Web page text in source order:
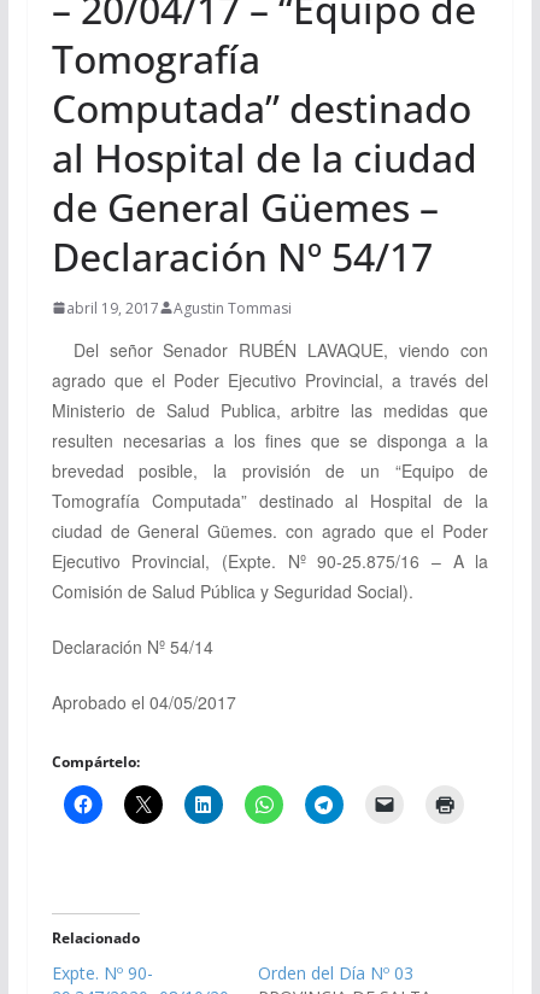
Tomografía
Computada” destinado
al Hospital de la ciudad
de General Güemes –
Declaración Nº 54/17
abril 19, 2017 Agustin Tommasi
Del señor Senador RUBÉN LAVAQUE, viendo con
agrado que el Poder Ejecutivo Provincial, a través del
Ministerio de Salud Publica, arbitre las medidas que
resulten necesarias a los fines que se disponga a la
brevedad posible, la provisión de un “Equipo de
Tomografía Computada” destinado al Hospital de la
ciudad de General Güemes. con agrado que el Poder
Ejecutivo Provincial, (Expte. Nº 90-25.875/16 – A la
Comisión de Salud Pública y Seguridad Social).
Declaración Nº 54/14
Aprobado el 04/05/2017
Compártelo:
Relacionado
Expte. Nº 90-
Orden del Día Nº 03